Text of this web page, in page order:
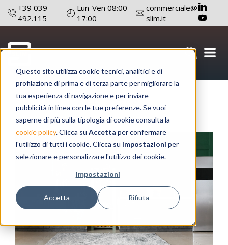
Questo sito utilizza cookie tecnici, analitici e di
profilazione di prima e di terza parte per migliorare la
tua esperienza di navigazione e per inviare
pubblicità in linea con le tue preferenze. Se vuoi
saperne di più sulla tipologia di cookie consulta la
cookie policy. Clicca su Accetta per confermare
l'utilizzo di tutti i cookie. Clicca su Impostazioni per
selezionare e personalizzare l'utilizzo dei cookie.
Impostazioni
Accetta Rifiuta
+39 039
492.115
Lun-Ven 08:00-
17:00
commerciale@
slim.it
Home Appliance
26 luglio 2024 Autore: Redazione